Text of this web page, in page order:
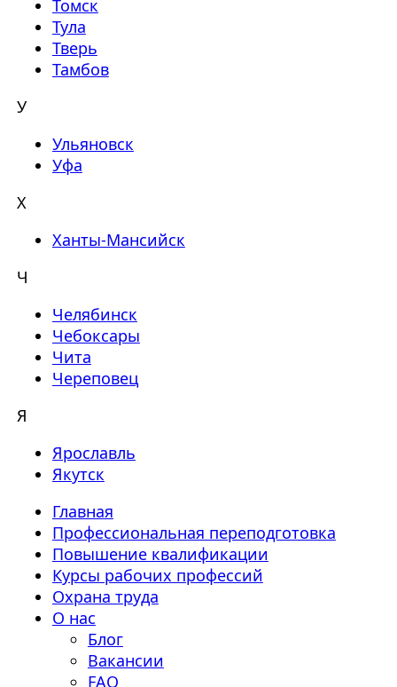
Томск
Тула
Тверь
Тамбов
У
Ульяновск
Уфа
Х
Ханты-Мансийск
Ч
Челябинск
Чебоксары
Чита
Череповец
Я
Ярославль
Якутск
Главная
Профессиональная переподготовка
Повышение квалификации
Курсы рабочих профессий
Охрана труда
О нас
Блог
Вакансии
FAQ